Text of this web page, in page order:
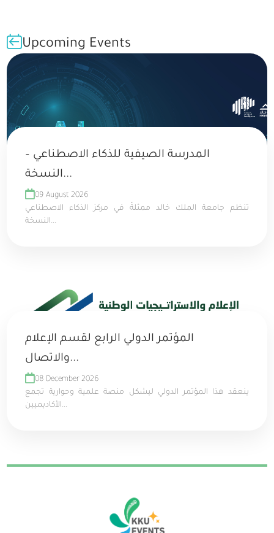
Upcoming Events
المدرسة الصيفية للذكاء الاصطناعي –
النسخة...
09 August 2026
تنظم جامعة الملك خالد ممثلةً في مركز الذكاء الاصطناعي
النسخة...
المؤتمر الدولي الرابع لقسم الإعلام
والاتصال...
08 December 2026
ينعقد هذا المؤتمر الدولي ليشكل منصة علمية وحوارية تجمع
الأكاديميين...